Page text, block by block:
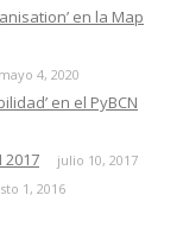
en la Map
mayo 4, 2020
en el PyBCN
2017 julio 10, 2017
1, 2016